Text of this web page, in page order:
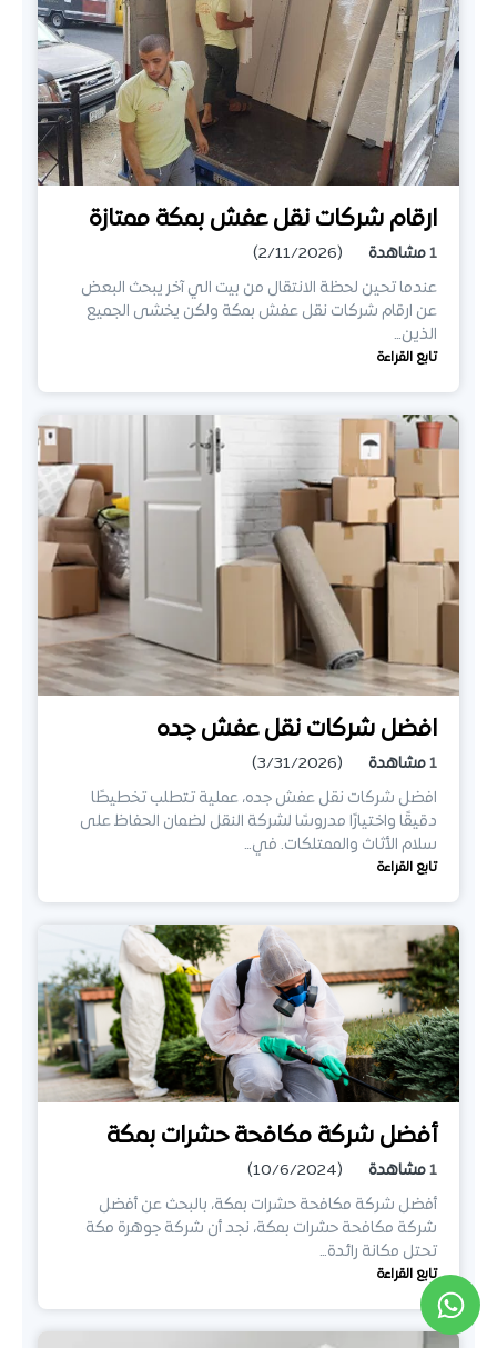
ارقام شركات نقل عفش بمكة ممتازة
1مشاهدة
(2/11/2026)
عندما تحين لحظة الانتقال من بيت الي آخر يبحث البعض
عن ارقام شركات نقل عفش بمكة ولكن يخشى الجميع
الذين…
تابع القراءة
افضل شركات نقل عفش جده
1مشاهدة
(3/31/2026)
افضل شركات نقل عفش جده، عملية تتطلب تخطيطًا
دقيقًا واختيارًا مدروسًا لشركة النقل لضمان الحفاظ على
سلام الأثاث والممتلكات. في…
تابع القراءة
أفضل شركة مكافحة حشرات بمكة
1مشاهدة
(10/6/2024)
أفضل شركة مكافحة حشرات بمكة، بالبحث عن أفضل
شركة مكافحة حشرات بمكة، نجد أن شركة جوهرة مكة
تحتل مكانة رائدة…
تابع القراءة